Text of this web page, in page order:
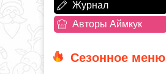
Журнал
Авторы Аймкук
Сезонное меню